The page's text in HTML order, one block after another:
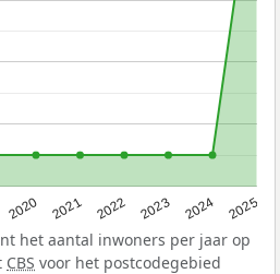
2020 2021 2022 2023 2024 2025
het aantal inwoners per jaar op
CBS voor het postcodegebied